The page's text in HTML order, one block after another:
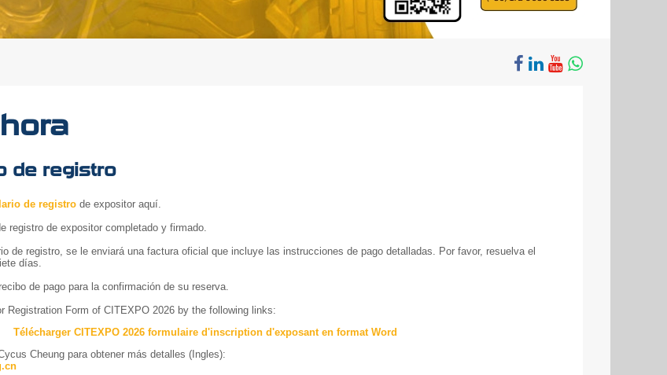
de registro
de registro de expositor aquí.
registro de expositor completado y firmado.
de registro, se le enviará una factura oficial que incluye las instrucciones de pago detalladas. Por favor, resuelva el
días.
de pago para la confirmación de su reserva.
Registration Form of CITEXPO 2026 by the following links:
Télécharger CITEXPO 2026 formulaire d'inscription d'exposant en format Word
Cheung para obtener más detalles (Ingles):